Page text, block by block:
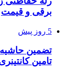
برقی و قیمت
5 روز پیش
تضمین حاشیه
تامین